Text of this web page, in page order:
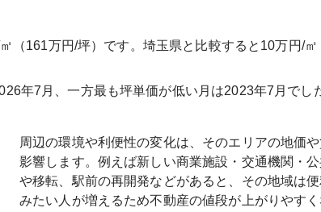
161万円/坪）です。埼玉県と比較すると10万円/㎡
年7月 、一方最も坪単価が低い月は2023年7月 でし
周辺の環境や利便性の変化は、そのエリアの地価や
影響します。例えば新しい商業施設・交通機関・
や移転、駅前の再開発などがあると、その地域は
みたい人が増えるため不動産の値段が上がりやす